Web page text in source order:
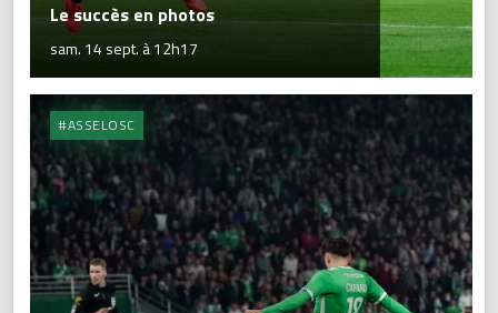
Le succès en photos
sam. 14 sept. à 12h17
#ASSELOSC